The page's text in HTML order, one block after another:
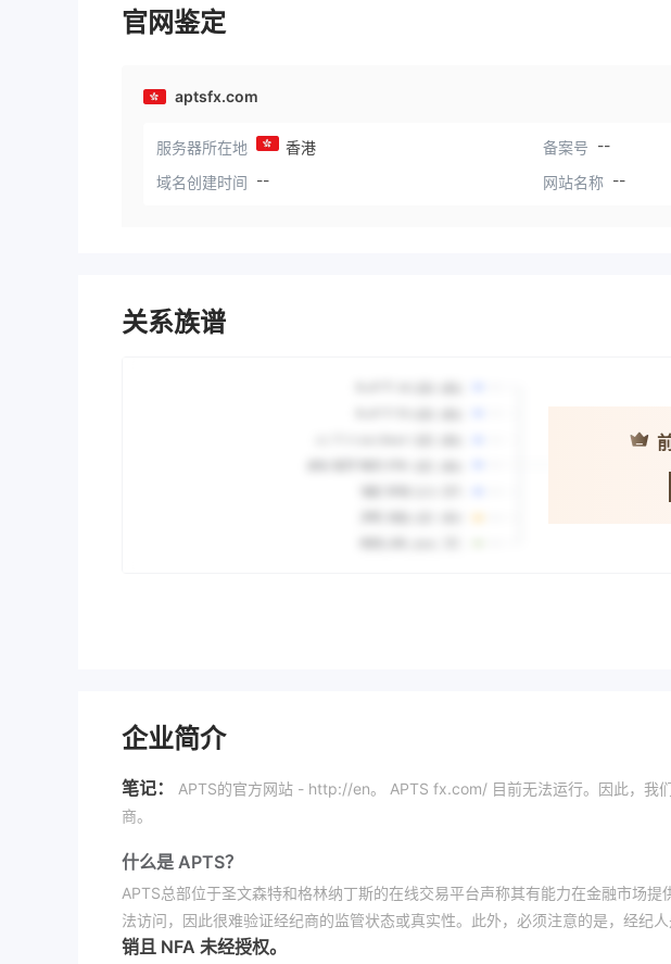
官网鉴定
aptsfx.com
服务器所在地 香港 备案号 --
域名创建时间 -- 网站名称 --
关系族谱
企业简介
笔记：
APTS的官方网站 - http://en。 APTS fx.com/ 目前无法运行。因此，我
商。
什么是 APTS？
APTS总部位于圣文森特和格林纳丁斯的在线交易平台声称其有能力在金融市场
法访问，因此很难验证经纪商的监管状态或真实性。此外，必须注意的是，经纪人
销且 NFA 未经授权。